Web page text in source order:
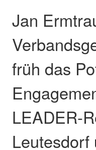
Jan
früh das
LEADER-
Leutesdorf